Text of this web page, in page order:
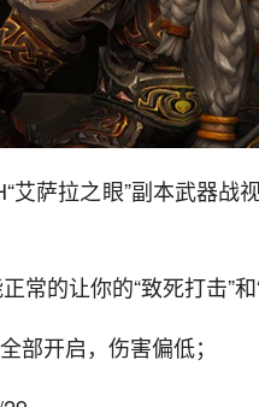
艾萨拉之眼”副本武器战
常的让你的“致死打击”和
部开启，伤害偏低；